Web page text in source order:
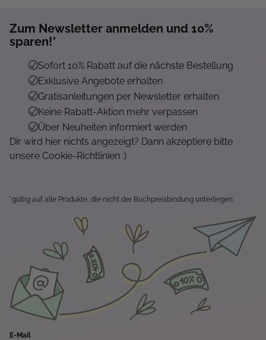
Zum Newsletter anmelden und 10%
sparen!*
Sofort 10% Rabatt auf die nächste Bestellung
Exklusive Angebote erhalten
Gratisanleitungen per Newsletter erhalten
Keine Rabatt-Aktion mehr verpassen
Über Neuheiten informiert werden
Dir wird hier nichts angezeigt? Dann akzeptiere bitte
unsere Cookie-Richtlinien :)
*gültig auf alle Produkte, die nicht der Buchpreisbindung unterliegen.
E-Mail